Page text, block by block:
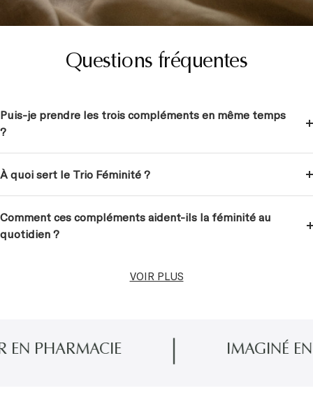
Questions fréquentes
Puis-je prendre les trois compléments en même temps
?
À quoi sert le Trio Féminité ?
Comment ces compléments aident-ils la féminité au
quotidien ?
VOIR PLUS
PHARMACIE IMAGINÉ EN